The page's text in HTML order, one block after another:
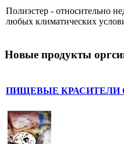
Полиэстер - относительно
любых климатических
Новые продукты
ПИЩЕВЫЕ КРАСИТЕЛИ